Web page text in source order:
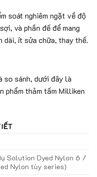
soát nghiêm ngặt về độ
và phần đế để mang
dài, ít sửa chữa, thay thế.
so sánh, dưới đây là
phẩm thảm tấm Milliken
Solution Dyed Nylon 6 /
Nylon tùy series)